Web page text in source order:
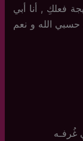
فعلكِ , أنا أبي
الله و نعم
غُرفـه